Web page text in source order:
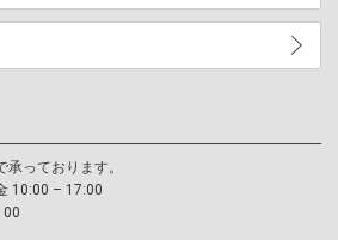
っております。
10:00 – 17:00
00